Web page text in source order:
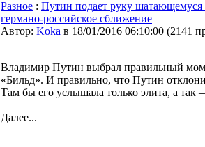
Разное : Путин подает руку
германо-российское сближение
Автор: Koka в 18/01/2016 06:10:00 (2141
Владимир Путин выбрал правильный
«Бильд». И правильно, что Путин
Там бы его услышала только элита, а так
Далее...